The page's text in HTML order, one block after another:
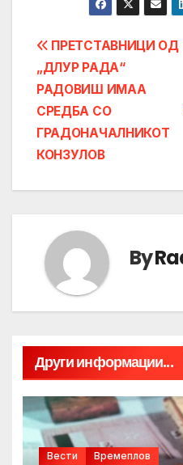
Post
navigation
ПРЕТСТАВНИЦИ ОД
„ДЛУР РАДА“
РАДОВИШ ИМАА
СРЕДБА СО
ГРАДОНАЧАЛНИКОТ
КОНЗУЛОВ
By
Други информации...
Вести Времеплов